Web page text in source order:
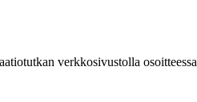
verkkosivustolla osoitteessa